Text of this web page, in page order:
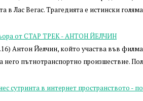
в Лас Вегас. Трагедията е истински
от СТАР ТРЕК - АНТОН ЙЕЛЧИН
Антон Йелчин, който участва във
него пътнотранспортно произшествие.
сутринта в интернет пространството -